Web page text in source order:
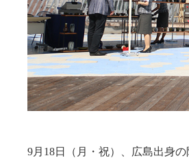
9月18日（月・祝）、広島出身